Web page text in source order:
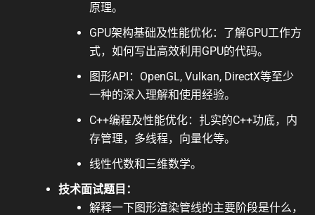
原理。
GPU架构基础及性能优化：了解GPU工作方
式，如何写出高效利用GPU的代码。
图形API：OpenGL, Vulkan, DirectX等至少
一种的深入理解和使用经验。
C++编程及性能优化：扎实的C++功底，内
存管理，多线程，向量化等。
线性代数和三维数学。
技术面试题目：
解释一下图形渲染管线的主要阶段是什么，